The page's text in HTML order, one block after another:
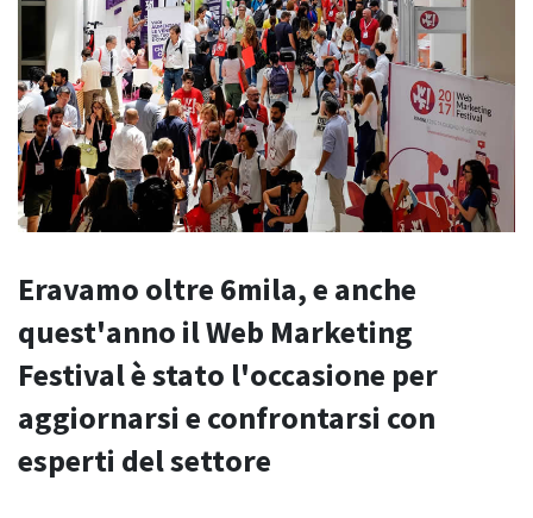
Eravamo oltre 6mila, e anche
quest'anno il Web Marketing
Festival è stato l'occasione per
aggiornarsi e confrontarsi con
esperti del settore